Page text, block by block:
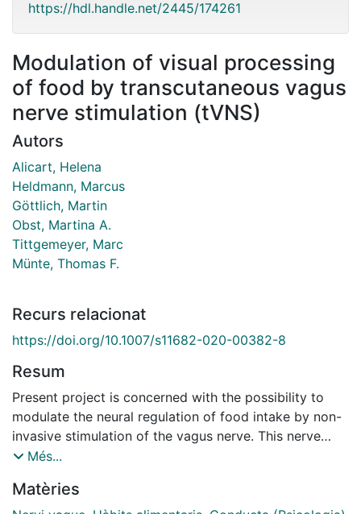
https://hdl.handle.net/2445/174261
Modulation of visual processing
of food by transcutaneous vagus
nerve stimulation (tVNS)
Autors
Alicart, Helena
Heldmann, Marcus
Göttlich, Martin
Obst, Martina A.
Tittgemeyer, Marc
Münte, Thomas F.
Recurs relacionat
https://doi.org/10.1007/s11682-020-00382-8
Resum
Present project is concerned with the possibility to
modulate the neural regulation of food intake by non-
invasive stimulation of the vagus nerve. This nerve
carries viscero-afferent information from the gut and
important role in ingestive behavior. The electrical
Més...
Matèries